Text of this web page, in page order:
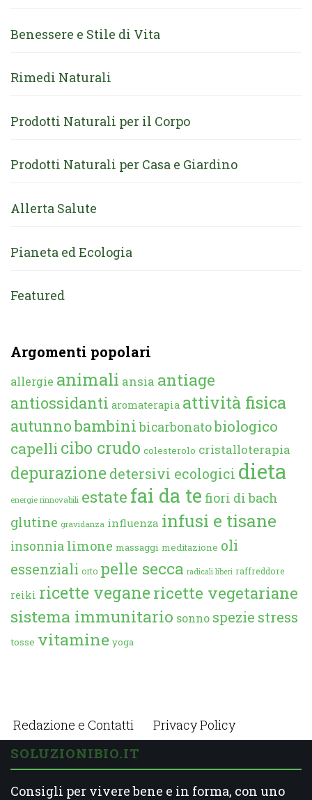
Benessere e Stile di Vita
Rimedi Naturali
Prodotti Naturali per il Corpo
Prodotti Naturali per Casa e Giardino
Allerta Salute
Pianeta ed Ecologia
Featured
Argomenti popolari
allergie animali ansia antiage
antiossidanti aromaterapia attività fisica
autunnobambini bicarbonatobiologico
capelli cibo crudo colesterolo cristalloterapia
depurazione detersivi ecologici dieta
energie rinnovabili estate fai da te fiori di bach
glutine gravidanza influenza infusi e tisane
insonnia limone massaggi meditazione oli
essenziali orto pelle secca radicali liberi raffreddore
reiki ricette veganericette vegetariane
sistema immunitario sonno spezie stress
tosse vitamine yoga
Redazione e Contatti Privacy Policy
SOLUZIONIBIO.IT
Consigli per vivere bene e in forma, con uno